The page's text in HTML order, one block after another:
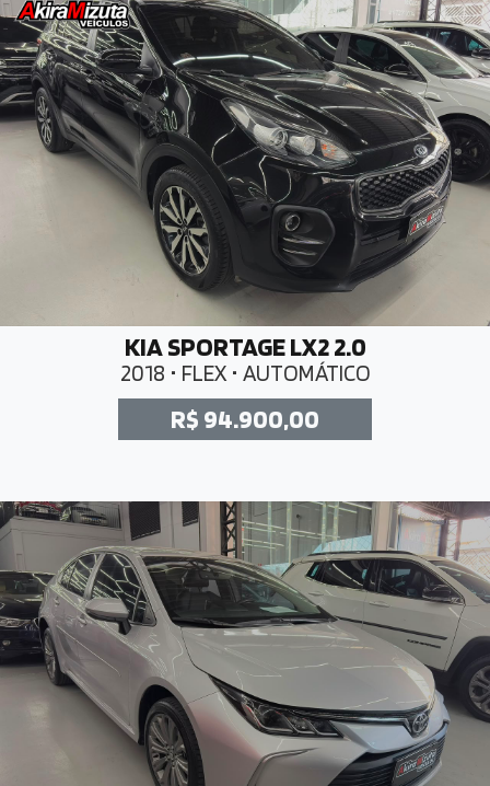
KIA SPORTAGE LX2 2.0
2018 • FLEX • AUTOMÁTICO
R$ 94.900,00